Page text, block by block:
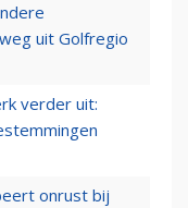
uit Golfregio
verder uit:
onrust bij